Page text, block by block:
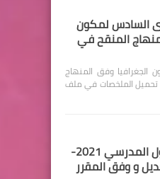
السادس لمكون
المنقح في
وفق المنهاج
الملخصات في ملف
ملف وثائق الدخول المدرسي 2021-
و وفق المقرر